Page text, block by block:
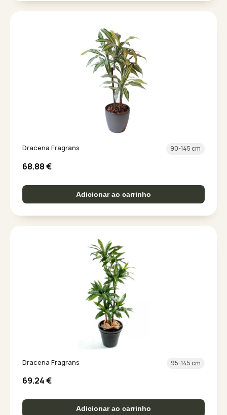
Dracena Fragrans 90-145 cm
68.88€
Adicionar ao carrinho
Dracena Fragrans 95-145 cm
69.24€
Adicionar ao carrinho